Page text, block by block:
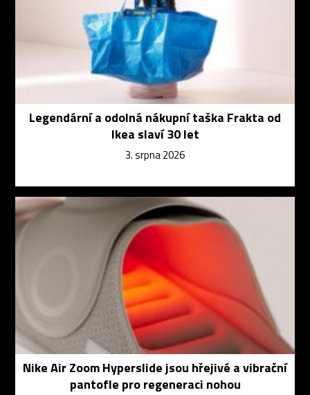
Legendární a odolná nákupní taška Frakta od
Ikea slaví 30 let
3. srpna 2026
Nike Air Zoom Hyperslide jsou hřejivé a vibrační
pantofle pro regeneraci nohou